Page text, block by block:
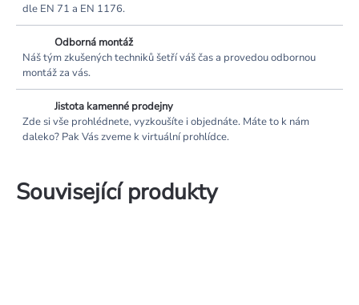
dle EN 71 a EN 1176.
Odborná montáž
Náš tým zkušených techniků šetří váš čas a provedou odbornou
montáž za vás.
Jistota kamenné prodejny
Zde si vše prohlédnete, vyzkoušíte i objednáte. Máte to k nám
daleko? Pak Vás zveme k virtuální prohlídce.
Související produkty